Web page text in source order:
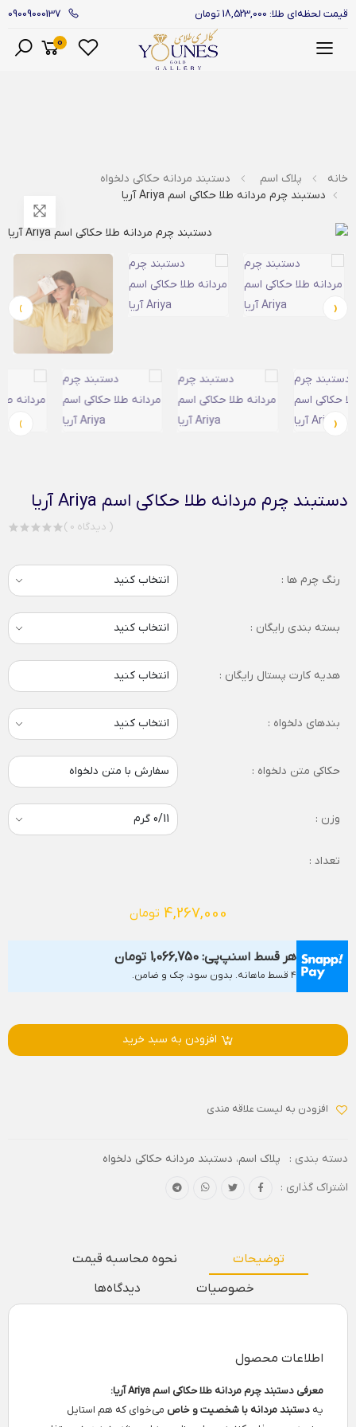
قیمت لحظه‌ای طلا: 18,523,000 تومان 09009000137
0
خانه پلاک اسم
دستبند مردانه حکاکی دلخواه
دستبند چرم مردانه طلا حکاکی اسم Ariya آریا
‹
›
‹
›
دستبند چرم مردانه طلا حکاکی اسم Ariya آریا
( 0 دیدگاه )
رنگ چرم ها :
بسته بندی رایگان :
هدیه کارت پستال رایگان : انتخاب کنید
بندهای دلخواه :
حکاکی متن دلخواه : سفارش با متن دلخواه
وزن :
تعداد :
4,267,000 تومان
هر قسط اسنپ‌پی: 1,066,750 تومان
۴ قسط ماهانه. بدون سود، چک و ضامن.
افزودن به سبد خرید
افزودن به لیست علاقه مندی
دسته بندی : پلاک اسم، دستبند مردانه حکاکی دلخواه
اشتراک گذاری :
توضیحات
نحوه محاسبه قیمت
خصوصیات
دیدگاه‌ها
اطلاعات محصول
معرفی دستبند چرم مردانه طلا حکاکی اسم Ariya آریا:
یه دستبند مردانه با شخصیت و خاص می‌خوای که هم استایل